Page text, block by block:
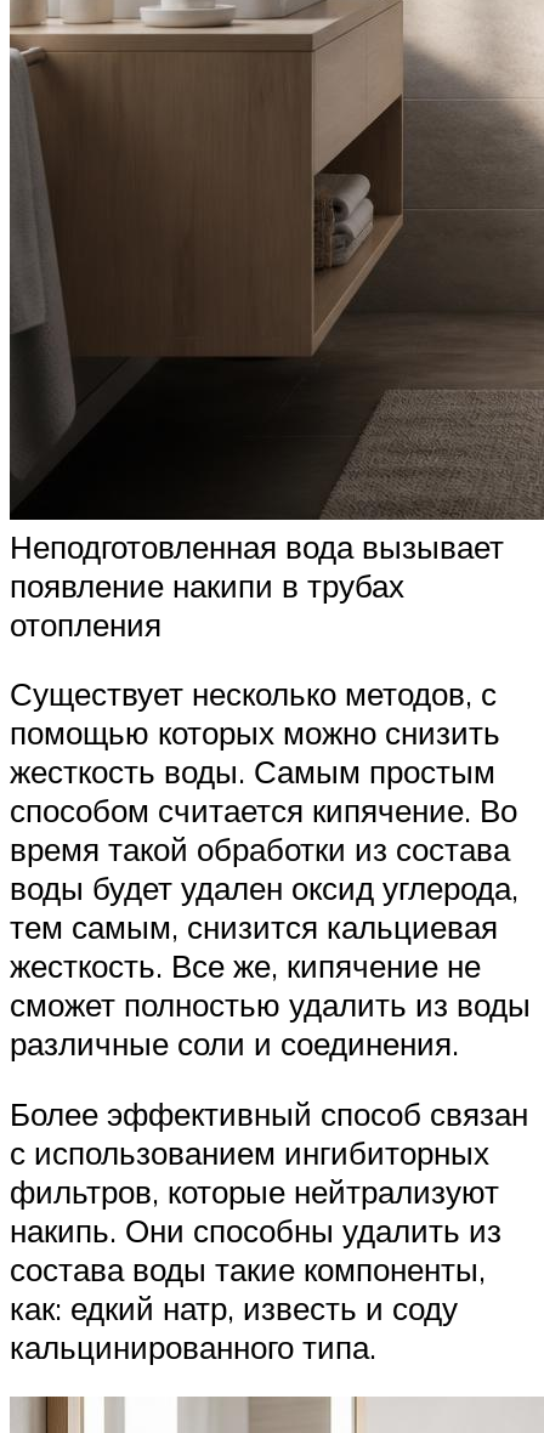
Неподготовленная вода вызывает
появление накипи в трубах
отопления
Существует несколько методов, с
помощью которых можно снизить
жесткость воды. Самым простым
способом считается кипячение. Во
время такой обработки из состава
воды будет удален оксид углерода,
тем самым, снизится кальциевая
жесткость. Все же, кипячение не
сможет полностью удалить из воды
различные соли и соединения.
Более эффективный способ связан
с использованием ингибиторных
фильтров, которые нейтрализуют
накипь. Они способны удалить из
состава воды такие компоненты,
как: едкий натр, известь и соду
кальцинированного типа.